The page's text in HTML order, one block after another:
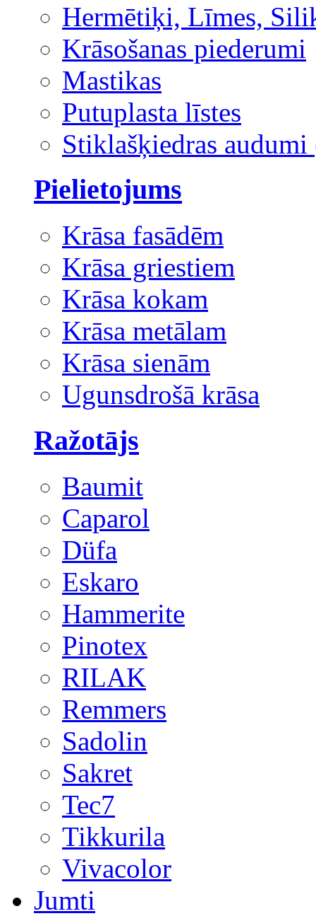
Hermētiķi, Līmes,
Krāsošanas piederumi
Mastikas
Putuplasta līstes
Stiklašķiedras audumi
Pielietojums
Krāsa fasādēm
Krāsa griestiem
Krāsa kokam
Krāsa metālam
Krāsa sienām
Ugunsdrošā krāsa
Ražotājs
Baumit
Caparol
Düfa
Eskaro
Hammerite
Pinotex
RILAK
Remmers
Sadolin
Sakret
Tec7
Tikkurila
Vivacolor
Jumti